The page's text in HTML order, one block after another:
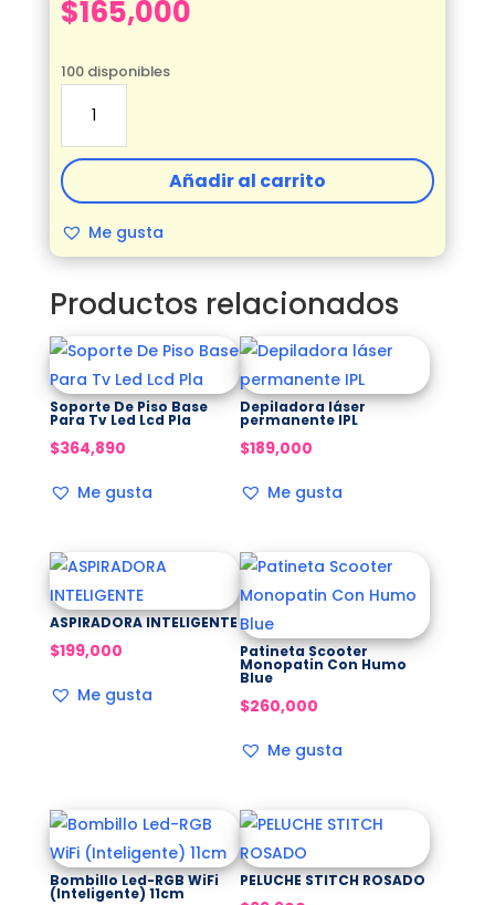
$165,000
100 disponibles
INALAMBRICO
cantidad
Añadir al carrito
Me gusta
Productos relacionados
Soporte De Piso Base
Para Tv Led Lcd Pla
$364,890
Me gusta
Depiladora láser
permanente IPL
$189,000
Me gusta
ASPIRADORA INTELIGENTE
$199,000
Me gusta
Patineta Scooter
Monopatin Con Humo
Blue
$260,000
Me gusta
Bombillo Led-RGB WiFi
(Inteligente) 11cm
PELUCHE STITCH ROSADO